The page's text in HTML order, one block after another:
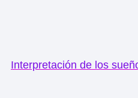
Interpretación de los